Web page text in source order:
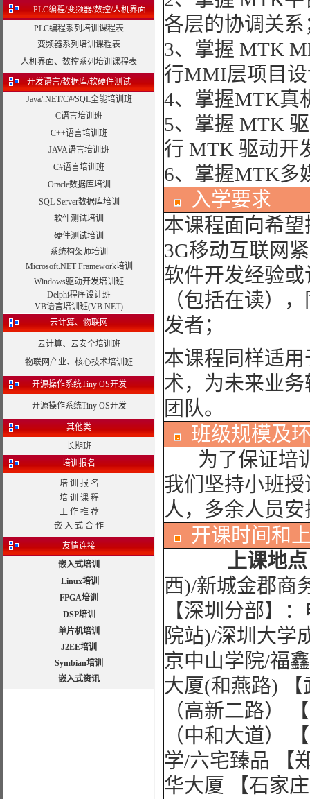
PLC编程/变频器/数控/人机界面
PLC编程系列培训课程表
变频器系列培训课程表
人机界面、数控系列培训课程表
开发语言/数据库/软硬件测试
Java/.NET/C#/SQL全能培训班
C语言培训班
C++语言培训班
JAVA语言培训班
C#语言培训班
Oracle数据库培训
SQL Server数据库培训
软件测试培训
硬件测试培训
系统构架师培训
Microsoft.NET Framework培训
Windows驱动开发培训班
Delphi程序设计班
VB语言培训班(VB.NET)
云计算、物联网
云计算、云安全培训班
物联网产业、核心技术培训班
开源操作系统Tiny OS开发
开源操作系统Tiny OS开发
其他类
长期班
培训报名
培 训 报 名
培 训 课 程
工 作 推 荐
嵌 入 式 合 作
友情连接
嵌入式培训
Linux培训
FPGA培训
DSP培训
单片机培训
J2EE培训
Symbian培训
嵌入式资讯
各层的协调关系
3、掌握 MTK
行MMI层项目
4、掌握MTK真
5、掌握 MTK
行 MTK 驱动开
6、掌握MTK多
入学要求
本课程面向希
3G移动互联网
软件开发经验
（包括在读）
发者；
本课程同样适
术，为未来业
团队。
班级规模及
为了保证培
我们坚持小班
人，多余人员
开课时间和
上课地
西)/新城金郡商
【深圳分部】
院站)/深圳大学
京中山学院/福
大厦(和燕路)
（高新二路）
（中和大道）
学/六宅臻品 【
华大厦 【石家